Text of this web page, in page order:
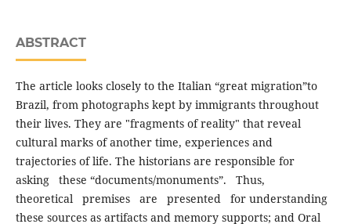
ABSTRACT
The article looks closely to the Italian “great migration”to
Brazil, from photographs kept by immigrants throughout
their lives. They are "fragments of reality" that reveal
cultural marks of another time, experiences and
trajectories of life. The historians are responsible for
asking these “documents/monuments”. Thus,
theoretical premises are presented for understanding
these sources as artifacts and memory supports; and Oral